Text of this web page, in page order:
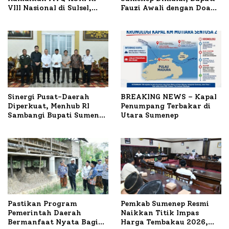
VIII Nasional di Sulsel,
Fauzi Awali dengan Doa
Sinergi Pusat-Daerah
Diperkuat, Menhub RI
Sambangi Bupati Sumenep
BREAKING NEWS – Kapal
Penumpang Terbakar di
Utara Sumenep
Pastikan Program
Pemerintah Daerah
Bermanfaat Nyata Bagi
Pemkab Sumenep Resmi
Naikkan Titik Impas
Harga Tembakau 2026,